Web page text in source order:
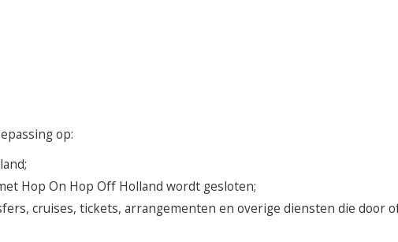
op:
Hop On Hop Off Holland wordt gesloten;
cruises, tickets, arrangementen en overige diensten die door